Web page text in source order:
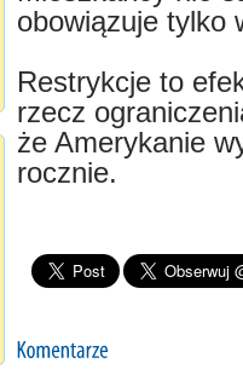
obowiązuje tylko
Restrykcje to
rzecz
że Amerykanie
rocznie.